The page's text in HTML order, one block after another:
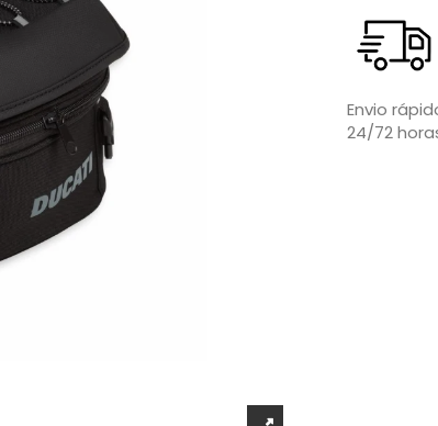
Envio
24/72